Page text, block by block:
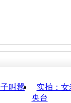
叫嚣
实拍：
央台